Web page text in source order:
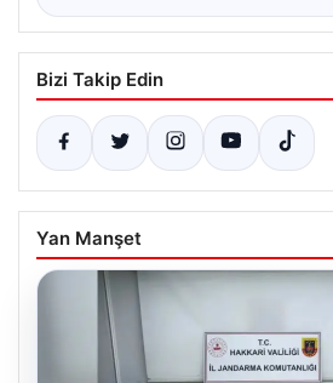
Bizi Takip Edin
Yan Manşet